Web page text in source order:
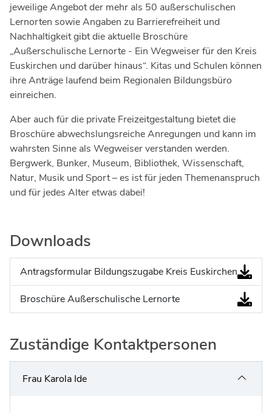
jeweilige Angebot der mehr als 50 außerschulischen
Lernorten sowie Angaben zu Barrierefreiheit und
Nachhaltigkeit gibt die aktuelle Broschüre
„Außerschulische Lernorte - Ein Wegweiser für den Kreis
Euskirchen und darüber hinaus“. Kitas und Schulen können
ihre Anträge laufend beim Regionalen Bildungsbüro
einreichen.
Aber auch für die private Freizeitgestaltung bietet die
Broschüre abwechslungsreiche Anregungen und kann im
wahrsten Sinne als Wegweiser verstanden werden.
Bergwerk, Bunker, Museum, Bibliothek, Wissenschaft,
Natur, Musik und Sport – es ist für jeden Themenanspruch
und für jedes Alter etwas dabei!
Downloads
Antragsformular Bildungszugabe Kreis Euskirchen
Broschüre Außerschulische Lernorte
Zuständige Kontaktpersonen
Frau Karola Ide